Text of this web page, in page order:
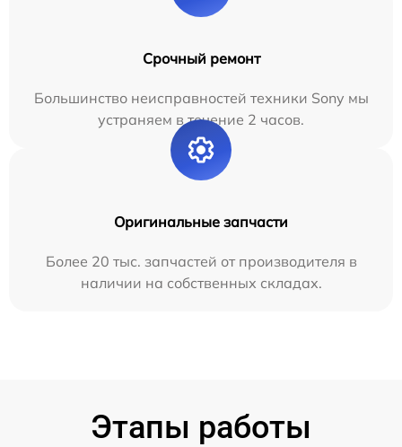
Срочный ремонт
Большинство неисправностей техники Sony мы
устраняем в течение 2 часов.
Оригинальные запчасти
Более 20 тыс. запчастей от производителя в
наличии на собственных складах.
Этапы работы